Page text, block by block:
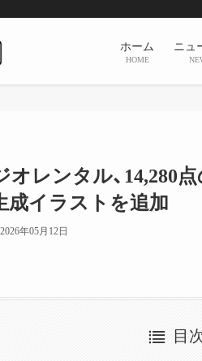
ホーム
HOME
ニュ
オレンタル、14,280
成イラストを追加
2026年05月12日
目